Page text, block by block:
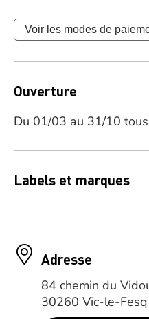
Voir les modes de
Ouverture
Du 01/03 au 31/10
Labels et marques
Adresse
84 chemin du
30260 Vic-le-Fesq